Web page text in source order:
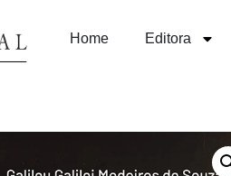
Home Editora